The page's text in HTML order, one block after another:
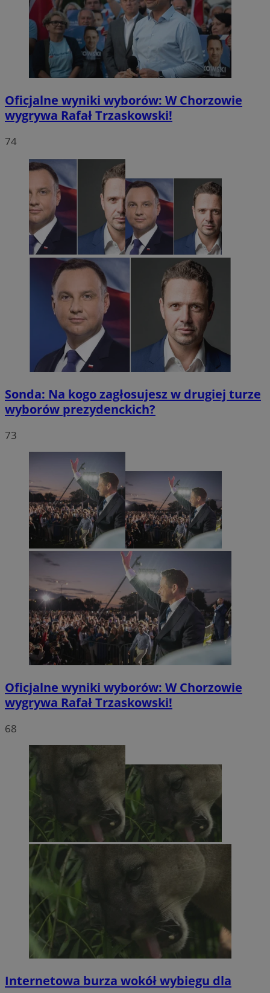
Oficjalne wyniki wyborów: W Chorzowie
wygrywa Rafał Trzaskowski!
74
Sonda: Na kogo zagłosujesz w drugiej turze
wyborów prezydenckich?
73
Oficjalne wyniki wyborów: W Chorzowie
wygrywa Rafał Trzaskowski!
68
Internetowa burza wokół wybiegu dla